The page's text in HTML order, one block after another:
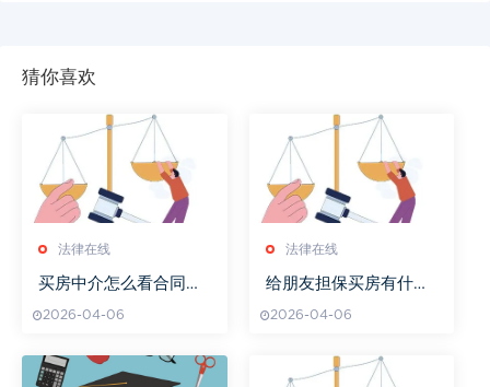
猜你喜欢
法律在线
买房中介怎么看合同编
2026-04-06
法律在线
给朋友担保买房有什么
2026-04-06